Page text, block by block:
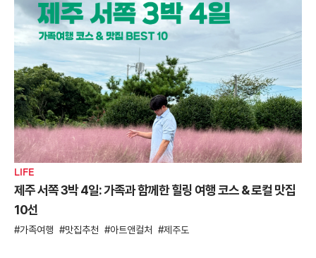
LIFE
제주 서쪽 3박 4일: 가족과 함께한 힐링 여행 코스 & 로컬 맛집
10선
가족여행 맛집추천 아트앤컬처 제주도